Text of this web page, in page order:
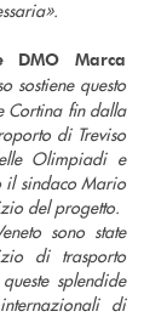
DMO Marca
sostiene questo
Cortina fin dalla
di Treviso
Olimpiadi e
il sindaco Mario
del progetto.
sono state
di trasporto
splendide
di